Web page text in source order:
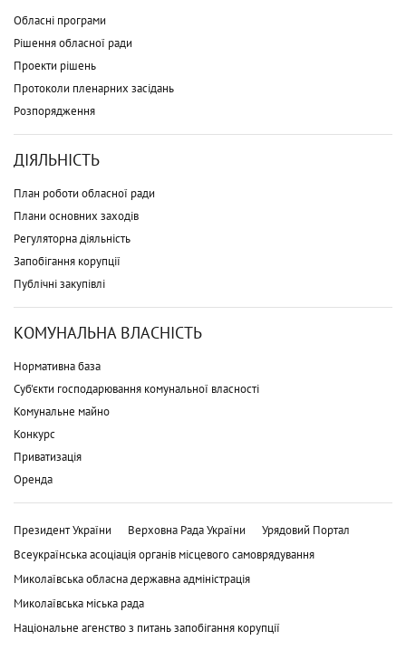
Обласні програми
Рішення обласної ради
Проекти рішень
Протоколи пленарних засідань
Розпорядження
ДІЯЛЬНІСТЬ
План роботи обласної ради
Плани основних заходів
Регуляторна діяльність
Запобігання корупції
Публічні закупівлі
КОМУНАЛЬНА ВЛАСНІСТЬ
Нормативна база
Суб'єкти господарювання комунальної власності
Комунальне майно
Конкурс
Приватизація
Оренда
Президент України Верховна Рада України
Урядовий Портал
Всеукраїнська асоціація органів місцевого самоврядування
Миколаївська обласна державна адміністрація
Миколаївська міська рада
Національне агенство з питань запобігання корупції